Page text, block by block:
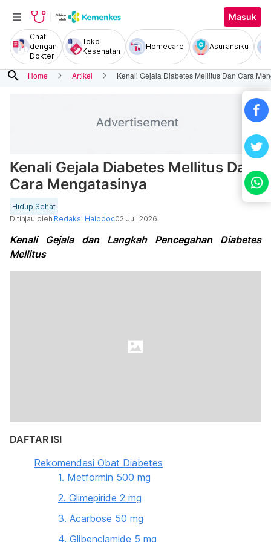
Masuk
Chat
dengan
Dokter
Toko
Kesehatan
Homecare Asuransiku
search Home Artikel Kenali Gejala Diabetes Mellitus Dan Cara
Kenali Gejala Diabetes Mellitus Dan
Cara Mengatasinya
Hidup Sehat
Ditinjau oleh Redaksi Halodoc02 Juli 2026
Kenali Gejala dan Langkah Pencegahan Diabetes
Mellitus
DAFTAR ISI
Rekomendasi Obat Diabetes
1. Metformin 500 mg
2. Glimepiride 2 mg
3. Acarbose 50 mg
4. Glibenclamide 5 mg